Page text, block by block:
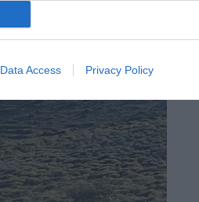
Data Access Privacy Policy